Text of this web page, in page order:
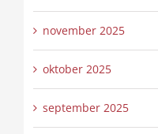
november 2025
oktober 2025
september 2025